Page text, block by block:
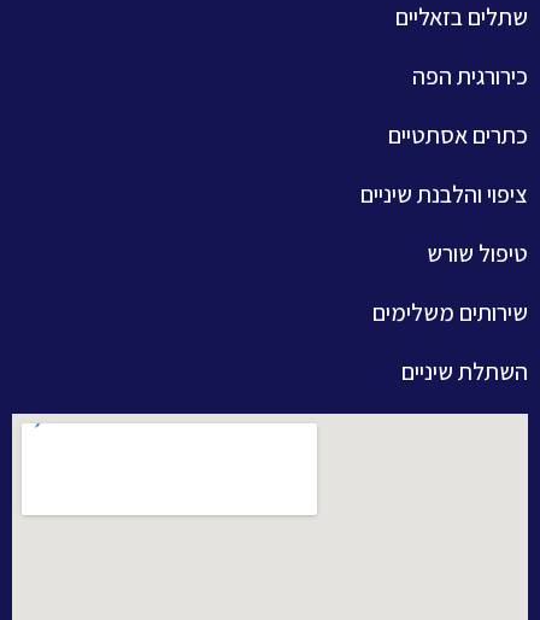
שתלים בזאליים
כירורגית הפה
כתרים אסתטיים
ציפוי והלבנת שיניים
טיפול שורש
שירותים משלימים
השתלת שיניים